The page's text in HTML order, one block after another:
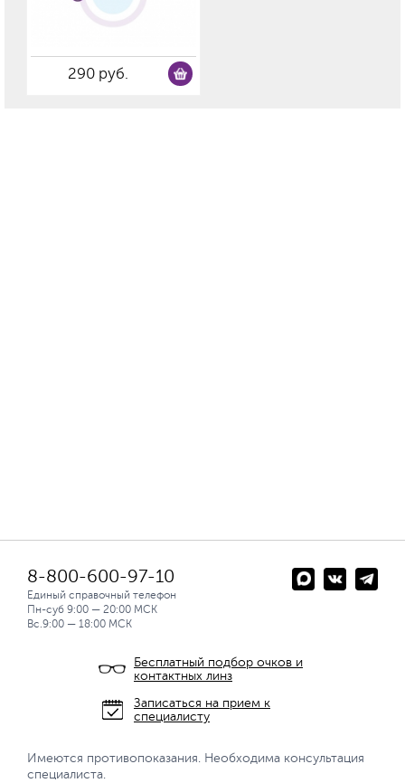
290 руб.
8-800-600-97-10
Единый справочный телефон
Пн-суб 9:00 — 20:00 МСК
Вс.9:00 — 18:00 МСК
Бесплатный подбор очков и
контактных линз
Записаться на прием к
специалисту
Имеются противопоказания. Необходима консультация
специалиста.